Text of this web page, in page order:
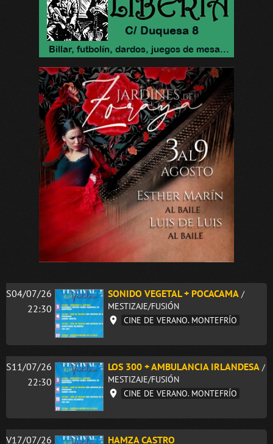
S04/07/26
22:30
SONIDO VEGETAL + POCACAMA /
MESTIZAJE/FUSIÓN
CINE DE VERANO. MONTEFRÍO
S11/07/26
22:30
LOS 300 + AMBULANCIA IRLANDESA /
MESTIZAJE/FUSIÓN
CINE DE VERANO. MONTEFRÍO
V17/07/26
HAMZA CASTRO